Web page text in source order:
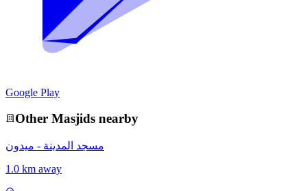
Google Play
Other Masjids nearby
مسجد المدينة - ميدون
1.0 km away